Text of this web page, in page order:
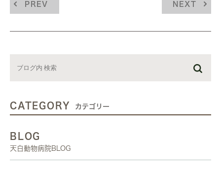
PREV NEXT
CATEGORY カテゴリー
BLOG
天白動物病院BLOG